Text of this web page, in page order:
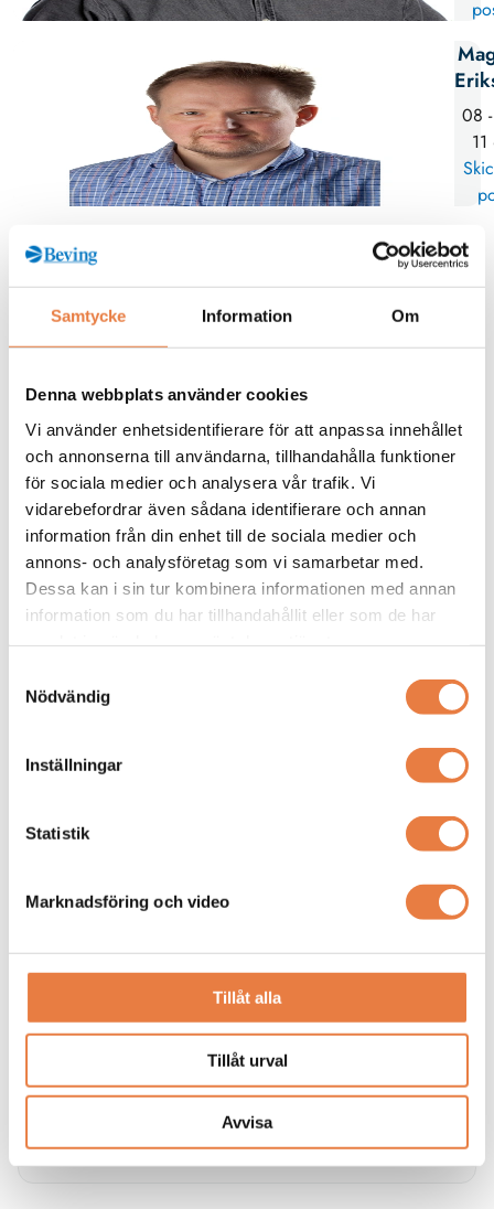
Samtycke Information Om
Denna webbplats använder cookies
Vi använder enhetsidentifierare för att anpassa innehållet
och annonserna till användarna, tillhandahålla funktioner
för sociala medier och analysera vår trafik. Vi
vidarebefordrar även sådana identifierare och annan
information från din enhet till de sociala medier och
annons- och analysföretag som vi samarbetar med.
Dessa kan i sin tur kombinera informationen med annan
information som du har tillhandahållit eller som de har
Nödvändig
Inställningar
Statistik
Marknadsföring och video
Tillåt alla
Tillåt urval
Avvisa
08
Kurskategorier
Från kunskapsbanken
Skillnaden mellan isolerat och direktjordat nät
Vi reder ut skillnaderna mellan direktjordat nät (oftast TN
/ TN-S nät) och isolerat nät (IT-nät)
Övergripande information om IT-nät
Här förklarar vi vad ett ett isolerat nät (IT-nät) är.